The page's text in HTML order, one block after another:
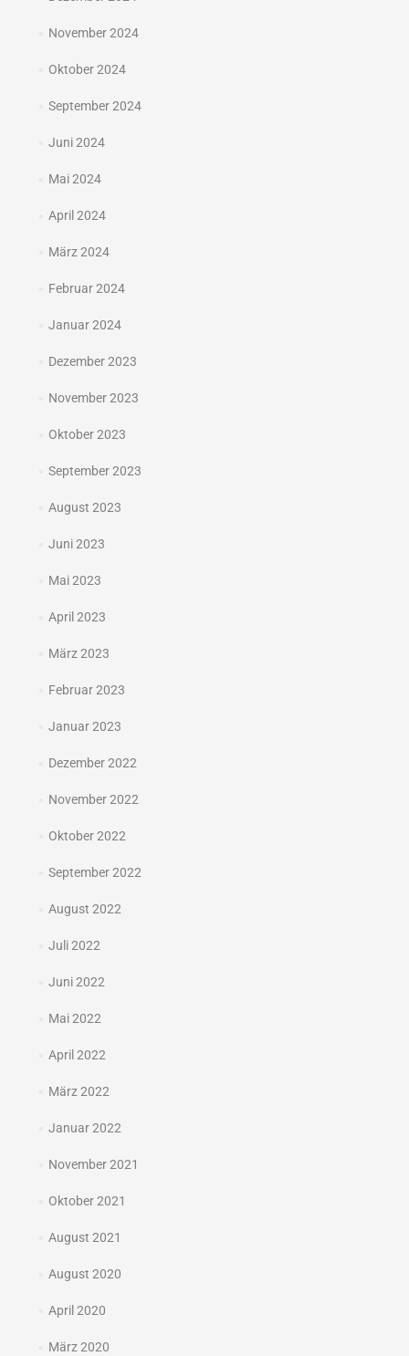
November 2024
Oktober 2024
September 2024
Juni 2024
Mai 2024
April 2024
März 2024
Februar 2024
Januar 2024
Dezember 2023
November 2023
Oktober 2023
September 2023
August 2023
Juni 2023
Mai 2023
April 2023
März 2023
Februar 2023
Januar 2023
Dezember 2022
November 2022
Oktober 2022
September 2022
August 2022
Juli 2022
Juni 2022
Mai 2022
April 2022
März 2022
Januar 2022
November 2021
Oktober 2021
August 2021
August 2020
April 2020
März 2020